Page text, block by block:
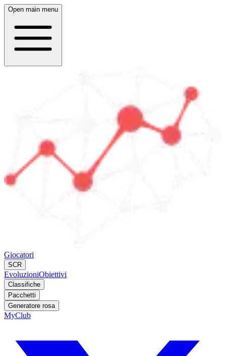
Open main menu
Giocatori
SCR
EvoluzioniObiettivi
Classifiche
Pacchetti
Generatore rosa
MyClub